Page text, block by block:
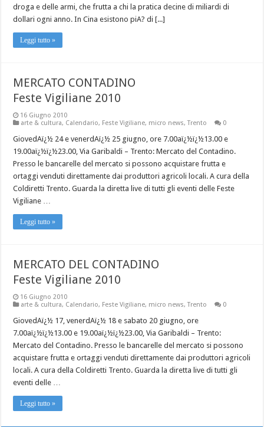
droga e delle armi, che frutta a chi la pratica decine di miliardi di
dollari ogni anno. In Cina esistono piA? di [...]
Leggi tutto »
MERCATO CONTADINO
Feste Vigiliane 2010
16 Giugno 2010
arte & cultura, Calendario, Feste Vigiliane, micro news,Trento 0
GiovedAï¿½ 24 e venerdAï¿½ 25 giugno, ore 7.00aï¿½ï¿½13.00 e
19.00aï¿½ï¿½23.00, Via Garibaldi – Trento: Mercato del Contadino.
Presso le bancarelle del mercato si possono acquistare frutta e
ortaggi venduti direttamente dai produttori agricoli locali. A cura della
Coldiretti Trento. Guarda la diretta live di tutti gli eventi delle Feste
Vigiliane …
Leggi tutto »
MERCATO DEL CONTADINO
Feste Vigiliane 2010
16 Giugno 2010
arte & cultura, Calendario, Feste Vigiliane, micro news,Trento 0
GiovedAï¿½ 17, venerdAï¿½ 18 e sabato 20 giugno, ore
7.00aï¿½ï¿½13.00 e 19.00aï¿½ï¿½23.00, Via Garibaldi – Trento:
Mercato del Contadino. Presso le bancarelle del mercato si possono
acquistare frutta e ortaggi venduti direttamente dai produttori agricoli
locali. A cura della Coldiretti Trento. Guarda la diretta live di tutti gli
eventi delle …
Leggi tutto »